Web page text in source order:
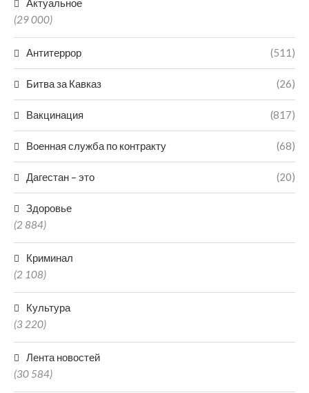
Актуальное
(29 000)
Антитеррор (511)
Битва за Кавказ (26)
Вакцинация (817)
Военная служба по контракту (68)
Дагестан – это (20)
Здоровье
(2 884)
Криминал
(2 108)
Культура
(3 220)
Лента новостей
(30 584)